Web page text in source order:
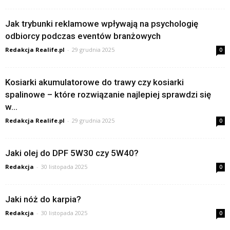
Jak trybunki reklamowe wpływają na psychologię
odbiorcy podczas eventów branżowych
Redakcja Realife.pl - 29 grudnia 2025 0
Kosiarki akumulatorowe do trawy czy kosiarki
spalinowe – które rozwiązanie najlepiej sprawdzi się
w...
Redakcja Realife.pl - 29 grudnia 2025 0
Jaki olej do DPF 5W30 czy 5W40?
Redakcja - 30 listopada 2025 0
Jaki nóż do karpia?
Redakcja - 30 listopada 2025 0